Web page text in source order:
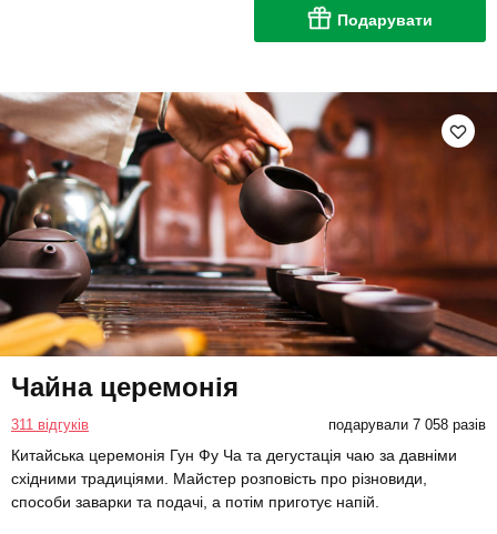
Подарувати
Чайна церемонія
311 відгуків подарували 7 058 разів
Китайська церемонія Гун Фу Ча та дегустація чаю за давніми
східними традиціями. Майстер розповість про різновиди,
способи заварки та подачі, а потім приготує напій.